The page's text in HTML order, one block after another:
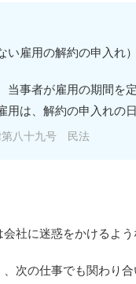
い雇用の解約の申入れ）
事者が雇用の期間を
用は、解約の申入れの
第八十九号 民法
社に迷惑をかけるよ
次の仕事でも関わり